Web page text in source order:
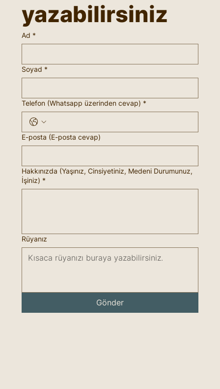
yazabilirsiniz
Ad *
Soyad *
Telefon (Whatsapp üzerinden cevap) *
E-posta (E-posta cevap)
Hakkınızda (Yaşınız, Cinsiyetiniz, Medeni Durumunuz,
İşiniz) *
Rüyanız
Gönder